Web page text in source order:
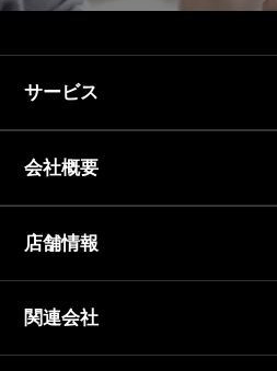
サービス
会社概要
店舗情報
関連会社